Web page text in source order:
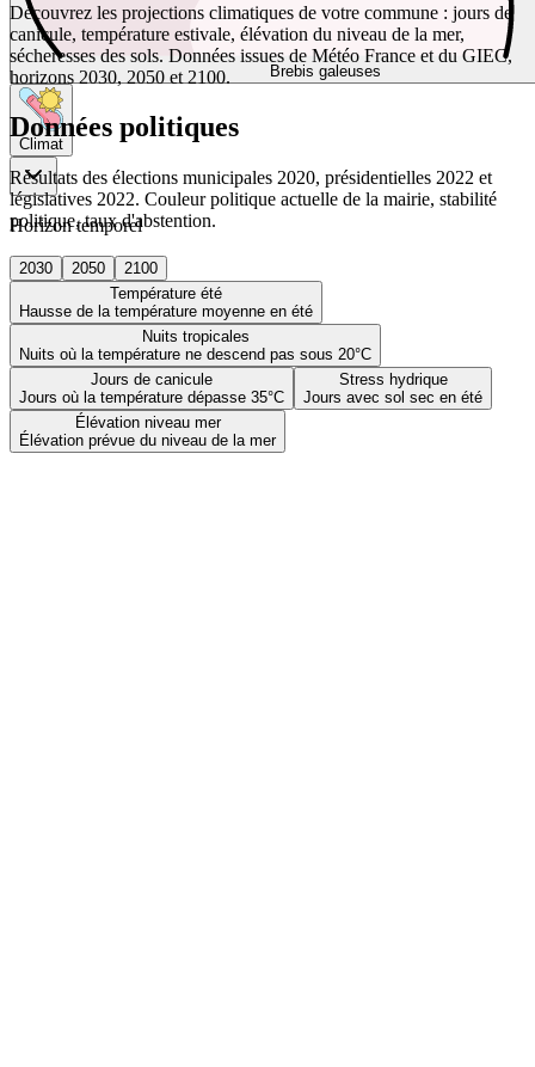
Brebis galeuses
Climat
Horizon temporel
2030 2050
2100
Température été
Hausse de la température moyenne en été
Nuits tropicales
Nuits où la température ne descend pas sous 20°C
Jours de canicule
Jours où la température dépasse 35°C
Stress hydrique
Jours avec sol sec en été
Élévation niveau mer
Élévation prévue du niveau de la mer
Découvrez les projections climatiques de votre commune : jours de
canicule, température estivale, élévation du niveau de la mer,
sécheresses des sols. Données issues de Météo France et du GIEC,
horizons 2030, 2050 et 2100.
Données politiques
Résultats des élections municipales 2020, présidentielles 2022 et
législatives 2022. Couleur politique actuelle de la mairie, stabilité
politique, taux d'abstention.